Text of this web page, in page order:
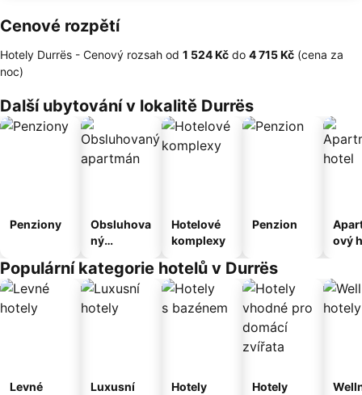
Cenové rozpětí
Hotely Durrës - Cenový rozsah od ‎1 524 Kč do ‎4 715 Kč (cena za
noc)
Další ubytování v lokalitě Durrës
Penziony
Obsluhova
ný
Hotelové
komplexy
Penzion
ový
Populární kategorie hotelů v Durrës
Levné
Luxusní
Hotely
Hotely